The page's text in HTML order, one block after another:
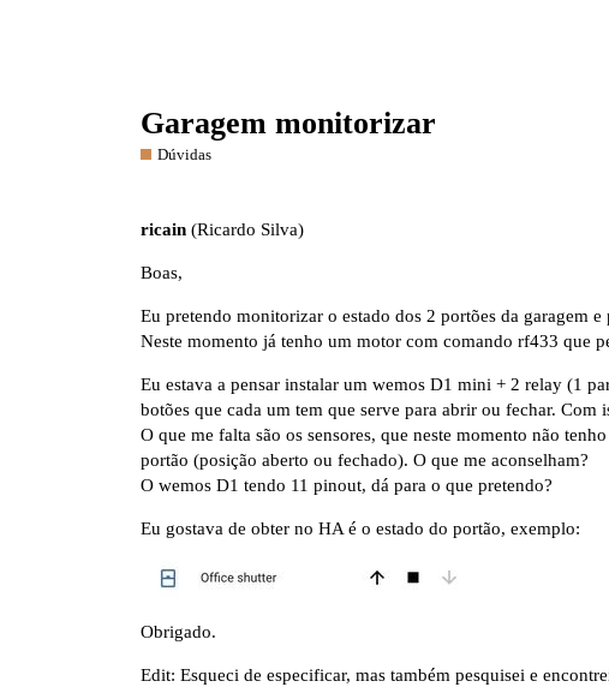
Garagem monitorizar
Dúvidas
ricain (Ricardo Silva)
Boas,
Eu pretendo monitorizar o estado dos 2 portões da garagem
Neste momento já tenho um motor com comando rf433 que
Eu estava a pensar instalar um wemos D1 mini + 2 relay (1
botões que cada um tem que serve para abrir ou fechar. Com
O que me falta são os sensores, que neste momento não
portão (posição aberto ou fechado). O que me aconselham?
O wemos D1 tendo 11 pinout, dá para o que pretendo?
Eu gostava de obter no HA é o estado do portão, exemplo:
Obrigado.
Edit: Esqueci de especificar, mas também pesquisei e